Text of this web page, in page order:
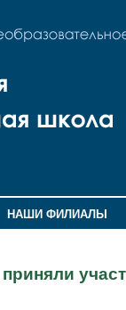
НАШИ ФИЛИАЛЫ
приняли